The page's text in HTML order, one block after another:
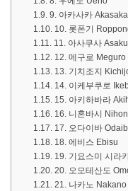
9. 아카사카 Akasaka
10. 롯폰기
11. 아사쿠사
12. 메구로 Meguro
13. 기치조지
14. 이케부쿠로
15. 아키하바라
16. 니혼바시
17. 오다이바
18. 에비스 Ebisu
19. 기요스미 시라
20. 오모테산도
21. 나카노 Nakano